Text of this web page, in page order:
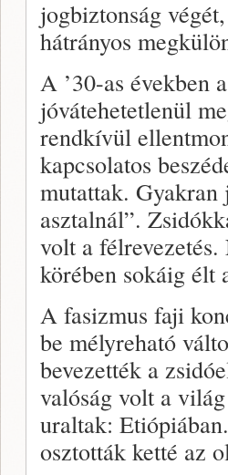
jogbiztonság
hátrányos
A ’30-as években
jóvátehetetlenül
rendkívül
kapcsolatos
mutattak. Gyakran
asztalnál”.
volt a félrevezetés.
körében sokáig élt
A fasizmus faji
be mélyreható
bevezették a
valóság volt a
uraltak:
osztották ketté az